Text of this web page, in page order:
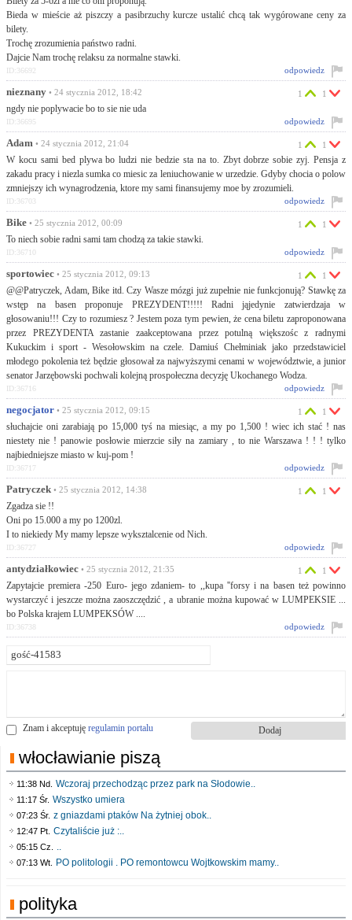
Bieda w mieście aż piszczy a pasibrzuchy kurcze ustalić chcą tak wygórowane ceny za
bilety.
Trochę zrozumienia państwo radni.
Dajcie Nam trochę relaksu za normalne stawki.
odpowiedz
ID:36692
nieznany • 24 stycznia 2012, 18:42
ngdy nie poplywacie bo to sie nie uda
1 1
odpowiedz
ID:36695
Adam • 24 stycznia 2012, 21:04
W kocu sami bed plywa bo ludzi nie bedzie sta na to. Zbyt dobrze sobie zyj. Pensja z
zakadu pracy i niezla sumka co miesic za leniuchowanie w urzedzie. Gdyby chocia o polow
zmniejszy ich wynagrodzenia, ktore my sami finansujemy moe by zrozumieli.
1 1
odpowiedz
ID:36703
Bike • 25 stycznia 2012, 00:09
To niech sobie radni sami tam chodzą za takie stawki.
1 1
odpowiedz
ID:36710
sportowiec • 25 stycznia 2012, 09:13
@@Patryczek, Adam, Bike itd. Czy Wasze mózgi już zupełnie nie funkcjonują? Stawkę za
wstęp na basen proponuje PREZYDENT!!!!! Radni jąjedynie zatwierdzaja w
głosowaniu!!! Czy to rozumiesz ? Jestem poza tym pewien, że cena biletu zaproponowana
przez PREZYDENTA zastanie zaakceptowana przez potulną większośc z radnymi
Kukuckim i sport - Wesołowskim na czele. Damiuś Chełminiak jako przedstawiciel
młodego pokolenia też będzie głosował za najwyższymi cenami w województwie, a junior
senator Jarzębowski pochwali kolejną prospołeczna decyzję Ukochanego Wodza.
1 1
odpowiedz
ID:36716
negocjator • 25 stycznia 2012, 09:15
słuchajcie oni zarabiają po 15,000 tyś na miesiąc, a my po 1,500 ! wiec ich stać ! nas
niestety nie ! panowie posłowie mierzcie siły na zamiary , to nie Warszawa ! ! ! tylko
najbiedniejsze miasto w kuj-pom !
1 1
odpowiedz
ID:36717
Patryczek • 25 stycznia 2012, 14:38
Zgadza sie !!
Oni po 15.000 a my po 1200zl.
I to niekiedy My mamy lepsze wyksztalcenie od Nich.
1 1
odpowiedz
ID:36727
antydziałkowiec • 25 stycznia 2012, 21:35
Zapytajcie premiera -250 Euro- jego zdaniem- to ,,kupa ''forsy i na basen też powinno
wystarczyć i jeszcze można zaoszczędzić , a ubranie można kupować w LUMPEKSIE ...
bo Polska krajem LUMPEKSÓW ....
1 1
odpowiedz
ID:36738
Znam i akceptuję regulamin portalu
włocławianie piszą
11:38 Nd. Wczoraj przechodząc przez park na Słodowie..
11:17 Śr. Wszystko umiera
07:23 Śr. z gniazdami ptaków Na żytniej obok..
12:47 Pt. Czytaliście już :..
05:15 Cz. ..
07:13 Wt. PO politologii . PO remontowcu Wojtkowskim mamy..
polityka